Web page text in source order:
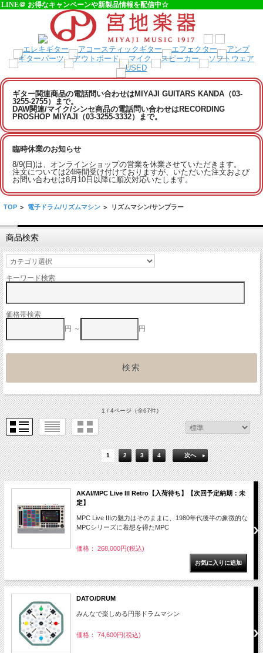
LINE＠ お得なキャンペーンや新製品情報を配信中☆
ギター関連商品の電話問い合わせはMIYAJI GUITARS KANDA（03-
3255-2755）まで。
DAW関連/マイク/シンセ商品の電話問い合わせはRECORDING
PROSHOP MIYAJI（03-3255-3332）まで。
臨時休業のお知らせ
8/9(日)は、オンラインショップの営業を休業させていただきます。
注文については24時間受け付けておりますが、いただいた注文および
お問い合わせは8月10日以降に順次対応いたします。
TOP > 電子ドラム/リズムマシン > リズムマシン/サンプラー
商品検索
キーワード検索
価格帯検索
円 ～
円
1 / 4ページ（全67件）
1 2 3 4 次へ
AKAI/MPC Live III Retro【入荷待ち】【次回予定納期：未
定】
MPC Live IIIの魅力はそのままに、1980年代後半の象徴的な
MPCシリーズに着想を得たMPC
価格： 268,000円(税込)
DATO/DRUM
みんなで楽しめる円形ドラムマシン
価格： 74,600円(税込)